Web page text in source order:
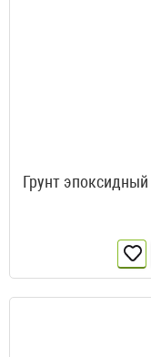
Грунт